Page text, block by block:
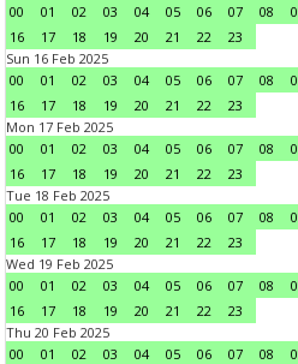
00
01 02 03 04 05 06 07 08
16
17 18 19 20 21 22
23
Sun 16 Feb 2025
00
01 02 03 04 05 06 07 08
16
17 18 19 20 21 22
23
Mon 17 Feb 2025
00
01 02 03 04 05 06 07 08
16
17 18 19 20 21 22
23
Tue 18 Feb 2025
00
01 02 03 04 05 06 07 08
16
17 18 19 20 21 22
23
Wed 19 Feb 2025
00
01 02 03 04 05 06 07 08
16
17 18 19 20 21 22
23
Thu 20 Feb 2025
00
01 02 03 04 05 06 07 08